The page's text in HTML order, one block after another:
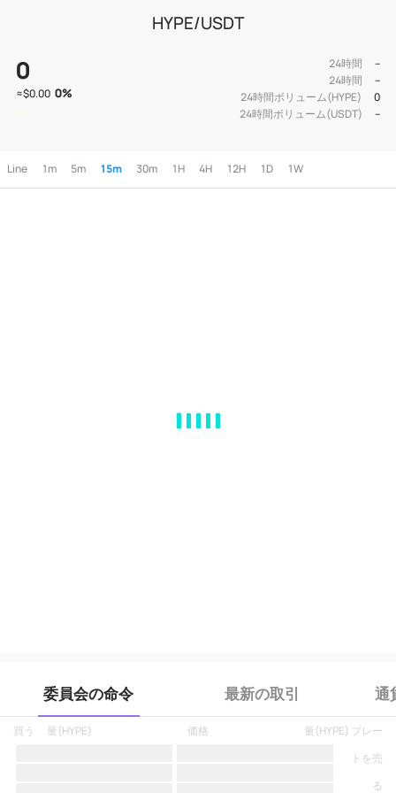
HYPE/USDT
0
≈$0.00 0%
24時間
--
24時間
--
24時間ボリューム(HYPE)
0
24時間ボリューム(USDT)
--
Line 1m 5m 15m 30m 1H 4H 12H 1D 1W
委員会の命令 最新の取引 通
買う 量(HYPE) 価格
プレー
トを売
る
量(HYPE)